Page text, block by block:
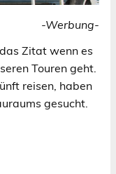
-Werbung-
Zitat wenn es
Touren geht.
reisen, haben
gesucht.